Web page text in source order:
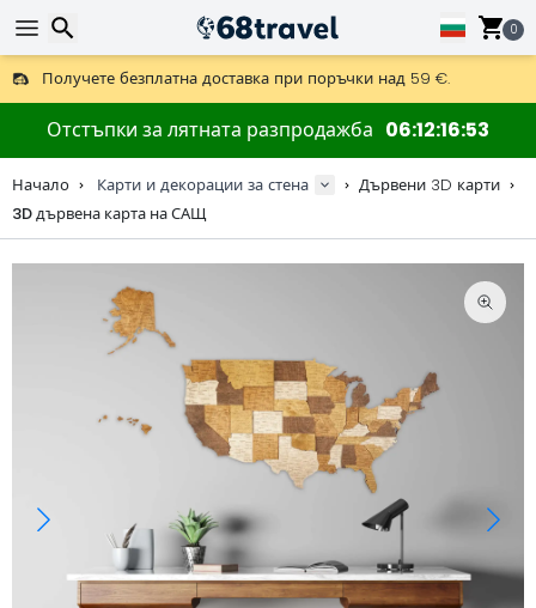
0
Получете безплатна доставка при поръчки над 59 €.
Предлага се и DHL Express за една нощ.
30 дни за връщане, 90 дни за дървени карти и декорации.
Оригинален производител на карти и декорации.
Отстъпки за лятната разпродажба 06 12 16 53
Начало Карти и декорации за стена
Дървени 3D карти
3D дървена карта на САЩ
Търсене
Търсене